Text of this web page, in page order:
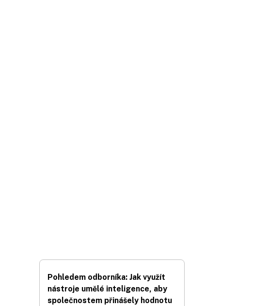
Pohledem odborníka: Jak využít
nástroje umělé inteligence, aby
společnostem přinášely hodnotu